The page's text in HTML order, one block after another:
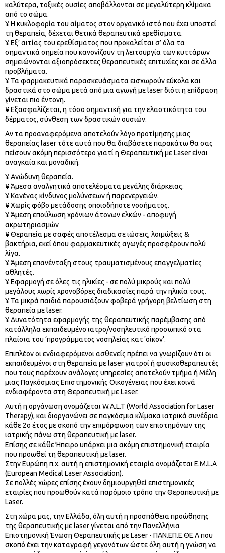
καλύτερα, τοξικές ουσίες αποβάλλονται σε μεγαλύτερη κλίμακα
από το σώμα.
¥ Η κυκλοφορία του αίματος στον οργανικό ιστό που έχει υποστεί
τη θεραπεία, δέχεται θετικά θεραπευτικά ερεθίσματα.
¥ Εξ’ αιτίας του ερεθίσματος που προκαλείται σ’ όλα τα
σημαντικά σημεία που κανονίζουν τη λειτουργία των κυττάρων
σημειώνονται αξιοπρόσεκτες θεραπευτικές επιτυχίες και σε άλλα
προβλήματα.
¥ Τα φαρμακευτικά παρασκευάσματα εισχωρούν εύκολα και
δραστικά στο σώμα μετά από μια αγωγή με laser διότι η επίδραση
γίνεται πιο έντονη.
¥ Εξασφαλίζεται, η τόσο σημαντική για την ελαστικότητα του
δέρματος, σύνθεση των δραστικών ουσιών.
Αν τα προαναφερόμενα αποτελούν λόγο προτίμησης μιας
θεραπείας laser τότε αυτά που θα διαβάσετε παρακάτω θα σας
πείσουν ακόμη περισσότερο γιατί η Θεραπευτική με Laser είναι
αναγκαία και μοναδική.
¥ Ανώδυνη θεραπεία.
¥ Άμεσα αναλγητικά αποτελέσματα μεγάλης διάρκειας.
¥ Κανένας κίνδυνος μολύνσεων ή παρενεργειών.
¥ Χωρίς φόβο μετάδοσης οποιοδήποτε νοσήματος.
¥ Άμεση επούλωση χρόνιων άτονων ελκών - αποφυγή
ακρωτηριασμών
¥ Θεραπεία με σαφές αποτέλεσμα σε ιώσεις, λοιμώξεις &
βακτήρια, εκεί όπου φαρμακευτικές αγωγές προσφέρουν πολύ
λίγα.
¥ Άμεση επανένταξη στους τραυματισμένους επαγγελματίες
αθλητές.
¥ Εφαρμογή σε όλες τις ηλικίες - σε πολύ μικρούς και πολύ
μεγάλους χωρίς χρονοβόρες διαδικασίες παρά την ηλικία τους.
¥ Τα μικρά παιδιά παρουσιάζουν φοβερά γρήγορη βελτίωση στη
θεραπεία με laser.
¥ Δυνατότητα εφαρμογής της θεραπευτικής παρέμβασης από
κατάλληλα εκπαιδευμένο ιατρο/νοσηλευτικό προσωπικό στα
πλαίσια του ‘προγράμματος νοσηλείας κατ΄οίκον’.
Επιπλέον οι ενδιαφερόμενοι ασθενείς πρέπει να γνωρίζουν ότι οι
εκπαιδευμένοι στη θεραπεία με laser γιατροί ή φυσικοθεραπευτές
που τους παρέχουν ανάλογες υπηρεσίες αποτελούν τμήμα ή Μέλη
μιας Παγκόσμιας Επιστημονικής Οικογένειας που έχει κοινά
ενδιαφέροντα στη Θεραπευτική με Laser.
Αυτή η οργάνωση ονομάζεται W.A.L.T (World Association for Laser
Therapy), και διοργανώνει σε παγκόσμια κλίμακα ιατρικά συνέδρια
κάθε 2ο έτος με σκοπό την επιμόρφωση των επιστημόνων της
ιατρικής πάνω στη θεραπευτική με laser.
Επίσης σε κάθε Ήπειρο υπάρχει μια ακόμη επιστημονική εταιρία
που προωθεί τη θεραπευτική με laser.
Στην Ευρώπη π.χ. αυτή η επιστημονική εταιρία ονομάζεται E.M.L.A
(European Medical Laser Association).
Σε πολλές χώρες επίσης έχουν δημιουργηθεί επιστημονικές
εταιρίες που προωθούν κατά παρόμοιο τρόπο την Θεραπευτική με
Laser.
Στη χώρα μας, την Ελλάδα, όλη αυτή η προσπάθεια προώθησης
της θεραπευτικής με laser γίνεται από την Πανελλήνια
Επιστημονική Ένωση Θεραπευτικής με Laser - ΠΑΝ.ΕΠ.Ε.ΘΕ.Λ που
σκοπό έχει την καταγραφή γεγονότων ώστε όλη αυτή η γνώση να